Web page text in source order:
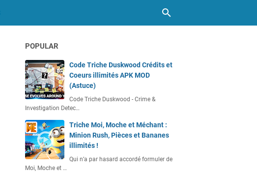
POPULAR
Code Triche Duskwood Crédits et
Coeurs illimités APK MOD
(Astuce)
Code Triche Duskwood - Crime &
Investigation Detec…
Triche Moi, Moche et Méchant :
Minion Rush, Pièces et Bananes
illimités !
Qui n’a par hasard accordé formuler de
Moi, Moche et …